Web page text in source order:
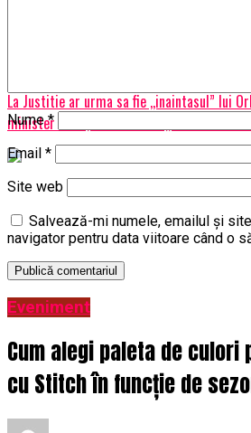
La Justitie ar urma sa fie ,,inaintasul” lui
minister to be, never been”…,,Am fost la
Nume*
Email *
Site web
Salvează-mi numele, emailul și
navigator pentru data viitoare când o
Eveniment
Cum alegi paleta de culori
cu Stitch în funcție de